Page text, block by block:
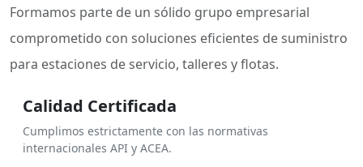
Formamos parte de un sólido grupo empresarial
comprometido con soluciones eficientes de suministro
para estaciones de servicio, talleres y flotas.
Calidad Certificada
Cumplimos estrictamente con las normativas
internacionales API y ACEA.